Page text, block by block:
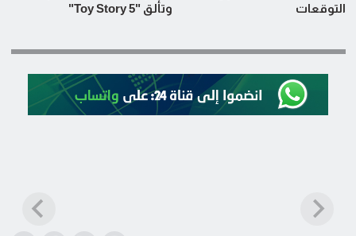
التوقعات
وتألق "Toy Story 5"